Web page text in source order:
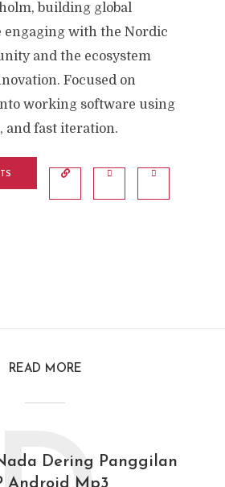
building global
with the Nordic
and the ecosystem
Focused on
working software using
and fast iteration.
READ MORE
Dering Panggilan
Android Mp3